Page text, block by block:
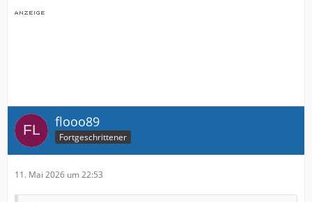
flooo89
Fortgeschrittener
11. Mai 2026 um 22:53